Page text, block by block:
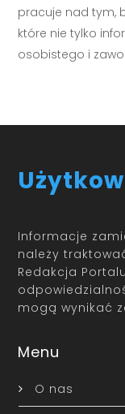
pracuje nad tym,
które nie tylko
osobistego i
Informacje
należy
Redakcja
mogą wynikać
Menu
O nas